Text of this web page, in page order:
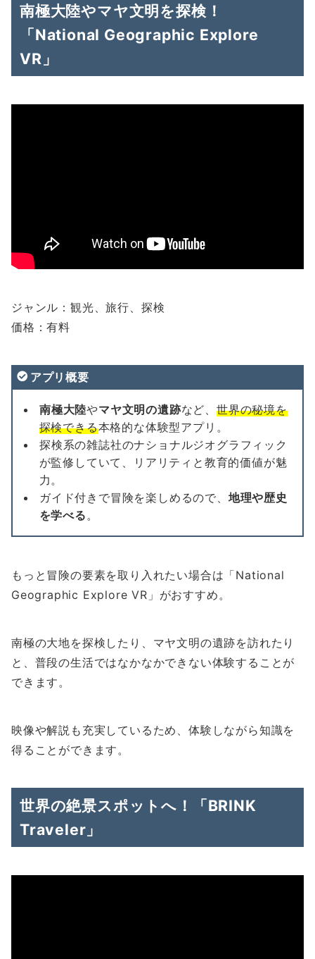
南極大陸やマヤ文明を探検！
「National Geographic Explore
VR」
ジャンル：観光、旅行、探検
価格：有料
アプリ概要
南極大陸やマヤ文明の遺跡など、世界の秘境を
探検できる本格的な体験型アプリ。
探検系の雑誌社のナショナルジオグラフィック
が監修していて、リアリティと教育的価値が魅
力。
ガイド付きで冒険を楽しめるので、 地理や歴史
を学べる。
もっと冒険の要素を取り入れたい場合は「National
Geographic Explore VR」がおすすめ。
南極の大地を探検したり、マヤ文明の遺跡を訪れたり
と、普段の生活ではなかなかできない体験することが
できます。
映像や解説も充実しているため、体験しながら知識を
得ることができます。
世界の絶景スポットへ！「BRINK
Traveler」